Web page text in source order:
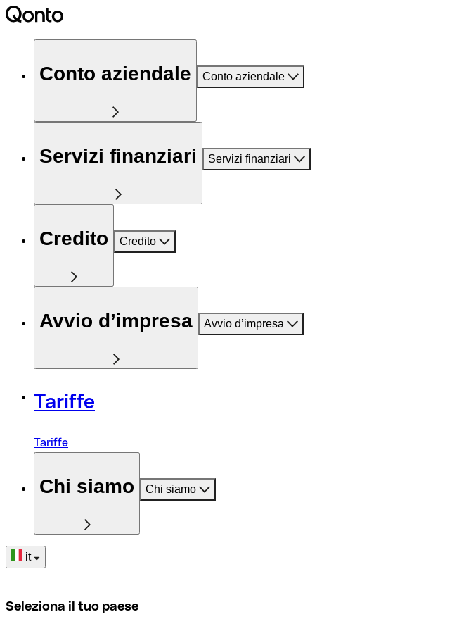
Conto aziendale Conto aziendale
Servizi finanziari Servizi finanziari
Credito Credito
Avvio d’impresa Avvio d’impresa
Tariffe
Tariffe
Chi siamo Chi siamo
it
Seleziona il tuo paese